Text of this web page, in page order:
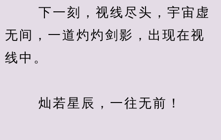
下一刻，视线尽头，宇宙虚
无间，一道灼灼剑影，出现在视
线中。
灿若星辰，一往无前！